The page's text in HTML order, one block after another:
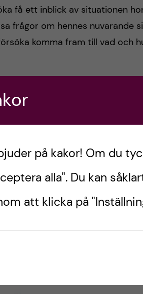
få ett inblick av situationen
frågor om hennes nuvarande
komma fram till vad och
känslor
komplexa känslor just nu,
jag hennes känslor och
hon upplever just nu kan
som hon måste gå
på kakor! Om du
alla". Du kan
att klicka på